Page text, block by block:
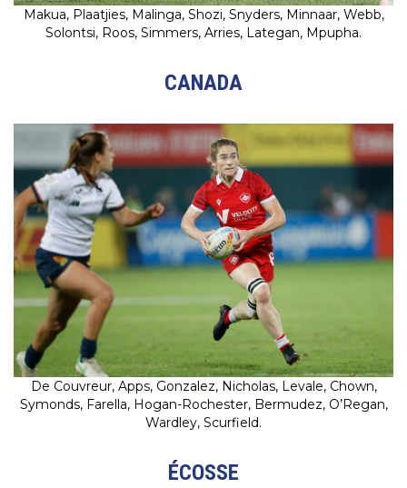
Makua, Plaatjies, Malinga, Shozi, Snyders, Minnaar, Webb,
Solontsi, Roos, Simmers, Arries, Lategan, Mpupha.
CANADA
De Couvreur, Apps, Gonzalez, Nicholas, Levale, Chown,
Symonds, Farella, Hogan-Rochester, Bermudez, O’Regan,
Wardley, Scurfield.
ÉCOSSE